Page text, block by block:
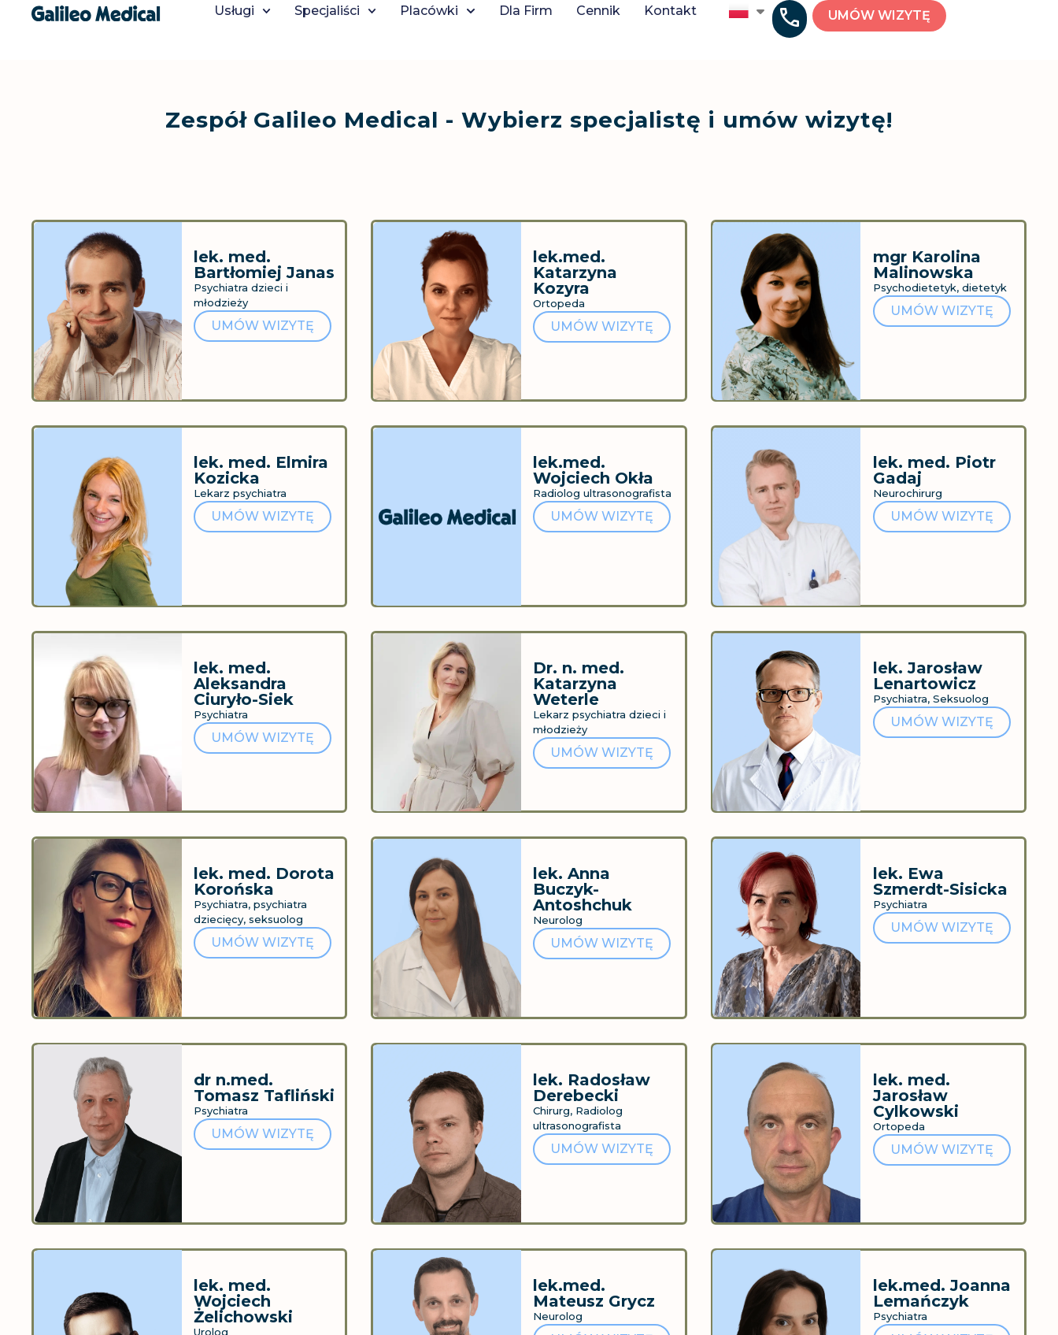
Usługi Specjaliści Placówki Dla Firm Cennik Kontakt UMÓW WIZYTĘ
Zespół Galileo Medical - Wybierz specjalistę i umów wizytę!
lek. med.
Bartłomiej Janas
Psychiatra dzieci i
młodzieży
UMÓW WIZYTĘ
lek.med.
Katarzyna
Kozyra
Ortopeda
UMÓW WIZYTĘ
mgr Karolina
Malinowska
Psychodietetyk, dietetyk
UMÓW WIZYTĘ
lek. med. Elmira
Kozicka
Lekarz psychiatra
UMÓW WIZYTĘ
lek.med.
Wojciech Okła
Radiolog ultrasonografista
UMÓW WIZYTĘ
lek. med. Piotr
Gadaj
Neurochirurg
UMÓW WIZYTĘ
lek. med.
Aleksandra
Ciuryło-Siek
Psychiatra
UMÓW WIZYTĘ
Dr. n. med.
Katarzyna
Weterle
Lekarz psychiatra dzieci i
młodzieży
UMÓW WIZYTĘ
lek. Jarosław
Lenartowicz
Psychiatra, Seksuolog
UMÓW WIZYTĘ
lek. med. Dorota
Korońska
Psychiatra, psychiatra
dziecięcy, seksuolog
UMÓW WIZYTĘ
lek. Anna
Buczyk-
Antoshchuk
Neurolog
UMÓW WIZYTĘ
lek. Ewa
Szmerdt-Sisicka
Psychiatra
UMÓW WIZYTĘ
dr n.med.
Tomasz Tafliński
Psychiatra
UMÓW WIZYTĘ
lek. Radosław
Derebecki
Chirurg, Radiolog
ultrasonografista
UMÓW WIZYTĘ
lek. med.
Jarosław
Cylkowski
Ortopeda
UMÓW WIZYTĘ
lek. med.
Wojciech
Żelichowski
Urolog
lek.med.
Mateusz Grycz
Neurolog
lek.med. Joanna
Lemańczyk
Psychiatra